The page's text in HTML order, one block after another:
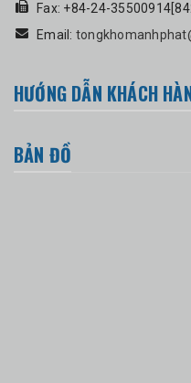
Fax: +84-24-
Email:
HƯỚNG DẪN KHÁCH
BẢN ĐỒ